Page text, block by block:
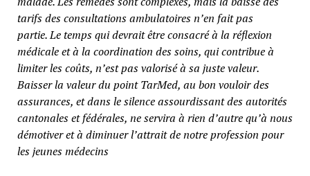
tarifs des consultations ambulatoires n’en fait pas
partie.Le temps qui devrait être consacré à la réflexion
médicale et à la coordination des soins, qui contribue à
limiter les coûts, n’est pas valorisé à sa juste valeur.
Baisser la valeur du point TarMed, au bon vouloir des
assurances, et dans le silence assourdissant des autorités
cantonales et fédérales, ne servira à rien d’autre qu’à nous
démotiver et à diminuer l’attrait de notre profession pour
les jeunes médecins